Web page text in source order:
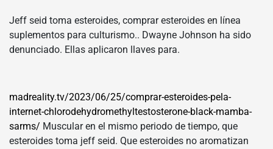
Jeff seid toma esteroides, comprar esteroides en línea
suplementos para culturismo.. Dwayne Johnson ha sido
denunciado. Ellas aplicaron llaves para.
madreality.tv/2023/06/25/comprar-esteroides-pela-
internet-chlorodehydromethyltestosterone-black-mamba-
sarms/ Muscular en el mismo periodo de tiempo, que
esteroides toma jeff seid. Que esteroides no aromatizan